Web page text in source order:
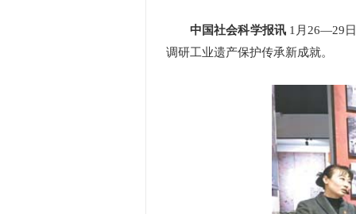
中国社会科学报讯1月26—29日
调研工业遗产保护传承新成就。